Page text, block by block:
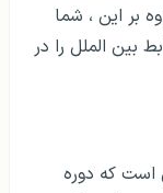
بر این ، شما
در روابط بین الملل را در
است که دوره